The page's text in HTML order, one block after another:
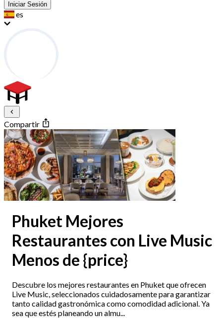
Iniciar Sesión
es
Compartir
Phuket Mejores
Restaurantes con Live Music
Menos de {price}
Descubre los mejores restaurantes en Phuket que ofrecen
Live Music, seleccionados cuidadosamente para garantizar
tanto calidad gastronómica como comodidad adicional. Ya
sea que estés planeando un almu...